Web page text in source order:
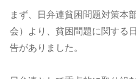
まず、日弁連貧困問題対策本
会）より、貧困問題に関する
告がありました。